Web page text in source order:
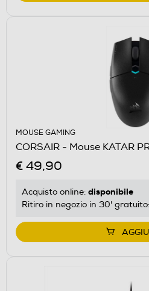
MOUSE GAMING
CORSAIR - Mouse KATAR
€ 49,90
Acquisto online: disponibile
Ritiro in negozio in 30' gratuito: